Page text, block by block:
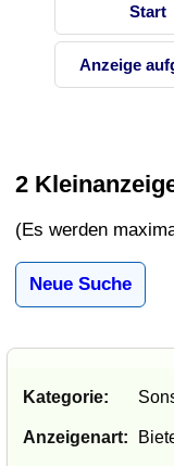
Start
Anzeige
2
(Es werden
Neue Suche
Kategorie:
Anzeigenart: